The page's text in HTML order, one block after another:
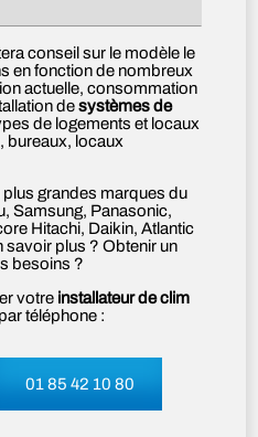
conseil sur le modèle le
en fonction de nombreux
actuelle, consommation
desystèmes de
de logements et locaux
bureaux, locaux
grandes marques du
Samsung, Panasonic,
Hitachi, Daikin, Atlantic
savoir plus ? Obtenir un
besoins ?
votre installateur de clim
téléphone :
01 85 42 10 80